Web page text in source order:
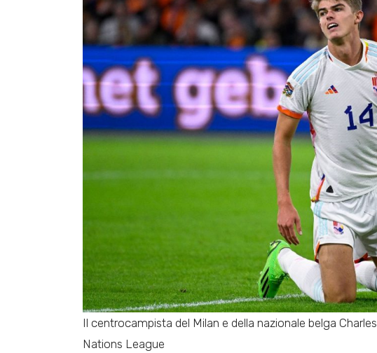
Il centrocampista del Milan e della nazionale belga
Nations League